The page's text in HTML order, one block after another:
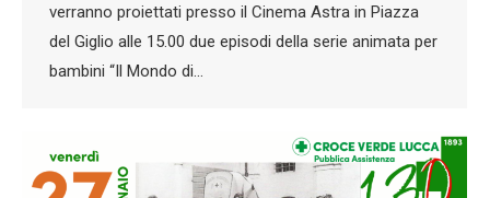
verranno proiettati presso il Cinema Astra in Piazza
del Giglio alle 15.00 due episodi della serie animata per
bambini “Il Mondo di…